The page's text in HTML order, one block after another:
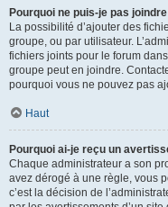
Pourquoi ne puis-je pas
La possibilité d’ajouter des
groupe, ou par utilisateur.
fichiers joints pour le forum
groupe peut en joindre.
pourquoi vous ne pouvez pas
Haut
Pourquoi ai-je reçu un
Chaque administrateur a son
avez dérogé à une règle, vous
c’est la décision de